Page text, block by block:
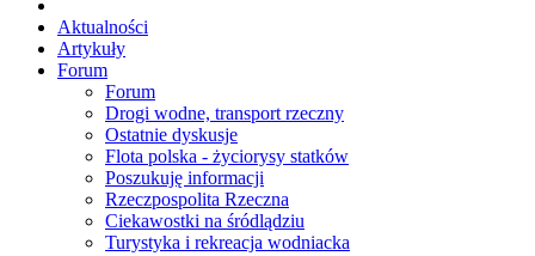
Aktualności
Artykuły
Forum
Forum
Drogi wodne, transport rzeczny
Ostatnie dyskusje
Flota polska - życiorysy statków
Poszukuję informacji
Rzeczpospolita Rzeczna
Ciekawostki na śródlądziu
Turystyka i rekreacja wodniacka